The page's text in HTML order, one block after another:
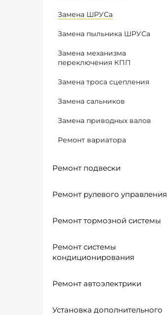
Замена ШРУСа
Замена пыльника ШРУСа
Замена механизма
переключения КПП
Замена троса сцепления
Замена сальников
Замена приводных валов
Ремонт вариатора
Ремонт подвески
Ремонт рулевого управления
Ремонт тормозной системы
Ремонт системы
кондиционирования
Ремонт автоэлектрики
Установка дополнительного